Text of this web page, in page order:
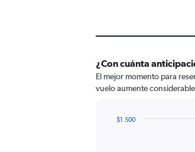
¿Con cuánta
El mejor momento para
vuelo aumente
$1.500